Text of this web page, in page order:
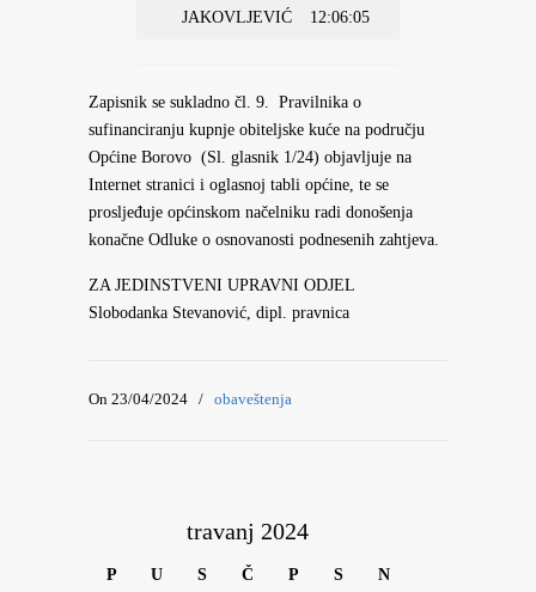
JAKOVLJEVIĆ
12:06:05
Zapisnik se sukladno čl. 9. Pravilnika o
sufinanciranju kupnje obiteljske kuće na području
Općine Borovo (Sl. glasnik 1/24) objavljuje na
Internet stranici i oglasnoj tabli općine, te se
prosljeđuje općinskom načelniku radi donošenja
konačne Odluke o osnovanosti podnesenih zahtjeva.
ZA JEDINSTVENI UPRAVNI ODJEL
Slobodanka Stevanović, dipl. pravnica
On 23/04/2024 / obaveštenja
travanj 2024
P U S Č P S N